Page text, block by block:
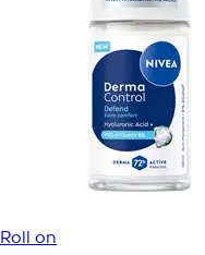
Roll on